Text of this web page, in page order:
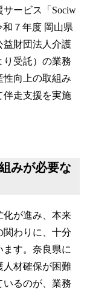
ービス「Sociw
７年度 岡山県
益財団法人介護
り受託）の業務
性向上の取組み
伴走支援を実施
みが必要な
が進み、本来
関わりに、十分
す。奈良県に
人材確保が困難
いるのが、業務